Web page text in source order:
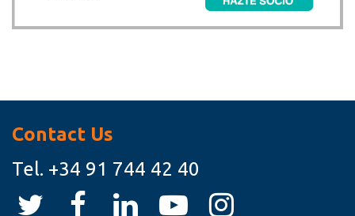
Contact Us
Tel. +34 91 744 42 40